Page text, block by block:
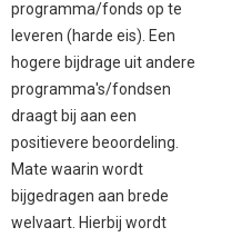
programma/fonds op te
leveren (harde eis). Een
hogere bijdrage uit andere
programma's/fondsen
draagt bij aan een
positievere beoordeling.
Mate waarin wordt
bijgedragen aan brede
welvaart. Hierbij wordt